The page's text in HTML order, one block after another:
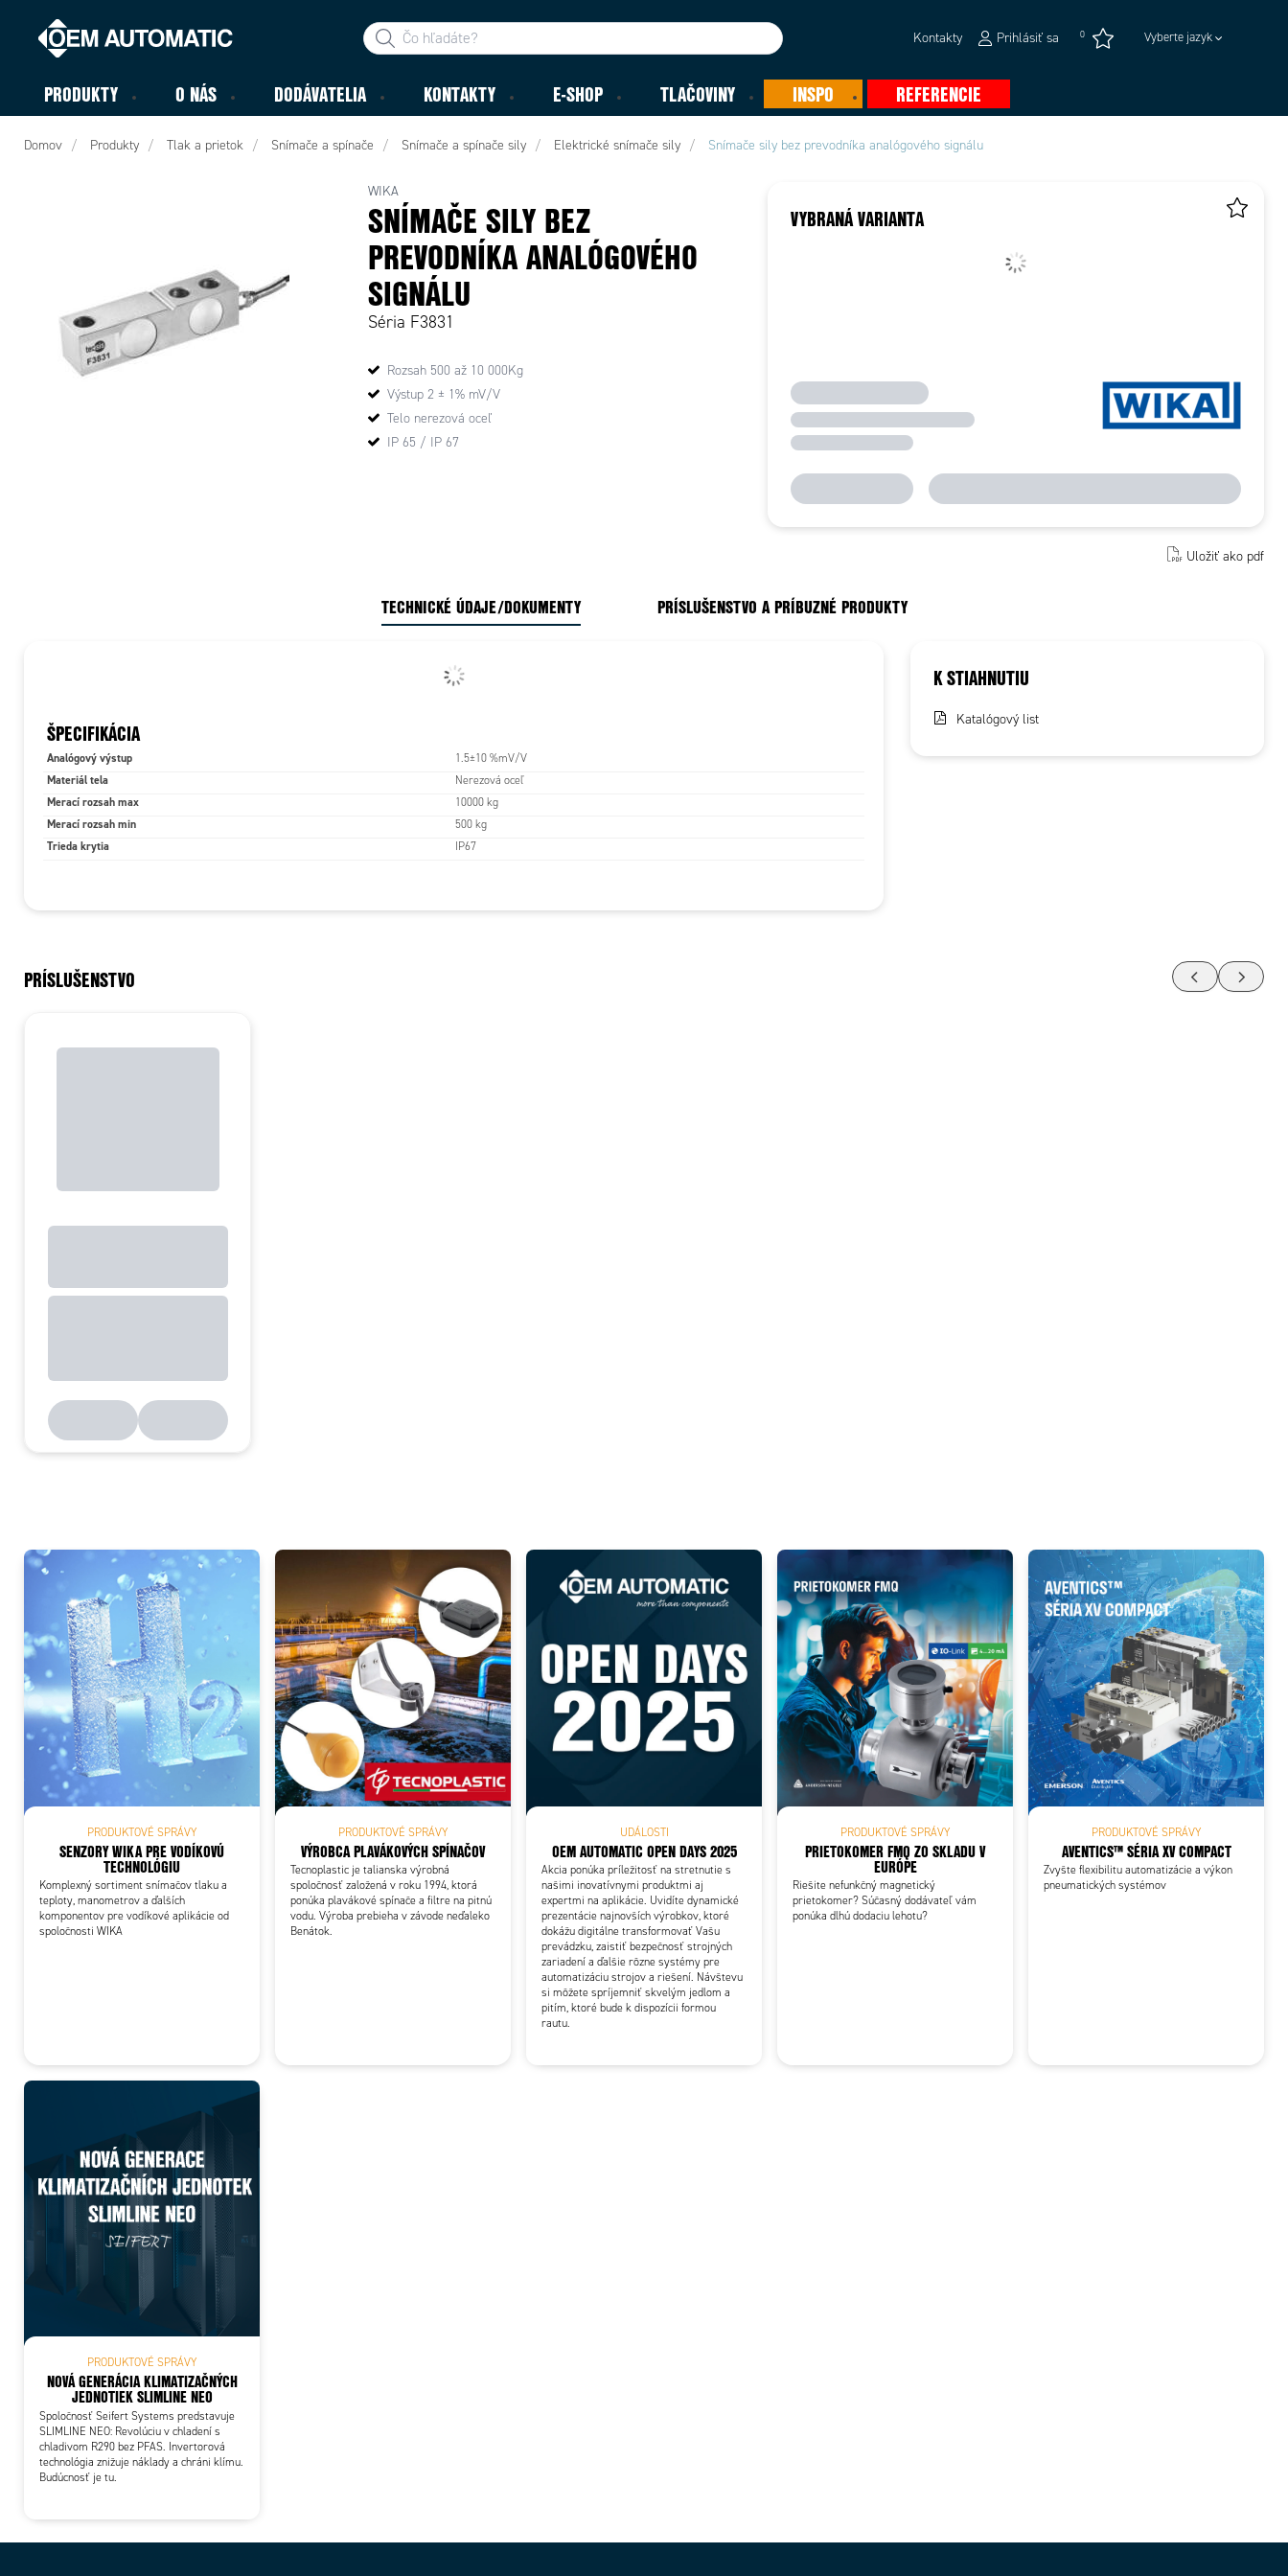
Kontakty Prihlásiť sa 0 Vyberte jazyk
PRODUKTY O NÁS DODÁVATELIA KONTAKTY E-SHOP TLAČOVINY INSPO REFERENCIE
Domov Produkty Tlak a prietok Snímače a spínače Snímače a spínače sily Elektrické snímače sily Snímače sily bez prevodníka analógového signálu
WIKA
SNÍMAČE SILY BEZ
PREVODNÍKA ANALÓGOVÉHO
SIGNÁLU
Séria F3831
Rozsah 500 až 10 000Kg
Výstup 2 ± 1% mV/V
Telo nerezová oceľ
IP 65 / IP 67
VYBRANÁ VARIANTA
Uložiť ako pdf
TECHNICKÉ ÚDAJE/DOKUMENTY PRÍSLUŠENSTVO A PRÍBUZNÉ PRODUKTY
ŠPECIFIKÁCIA
Analógový výstup 1.5±10 %mV/V
Materiál tela Nerezová oceľ
Merací rozsah max 10000 kg
Merací rozsah min 500 kg
Trieda krytia IP67
K STIAHNUTIU
Katalógový list
PRÍSLUŠENSTVO
Add to existing cart row
PRODUKTOVÉ SPRÁVY
SENZORY WIKA PRE VODÍKOVÚ
TECHNOLÓGIU
Komplexný sortiment snímačov tlaku a
teploty, manometrov a ďalších
komponentov pre vodíkové aplikácie od
spoločnosti WIKA
PRODUKTOVÉ SPRÁVY
VÝROBCA PLAVÁKOVÝCH SPÍNAČOV
Tecnoplastic je talianska výrobná
spoločnosť založená v roku 1994, ktorá
ponúka plavákové spínače a filtre na pitnú
vodu. Výroba prebieha v závode neďaleko
Benátok.
UDÁLOSTI
OEM AUTOMATIC OPEN DAYS 2025
Akcia ponúka príležitosť na stretnutie s
našimi inovatívnymi produktmi aj
expertmi na aplikácie. Uvidíte dynamické
prezentácie najnovších výrobkov, ktoré
dokážu digitálne transformovať Vašu
prevádzku, zaistiť bezpečnosť strojných
zariadení a ďalšie rôzne systémy pre
automatizáciu strojov a riešení. Návštevu
si môžete spríjemniť skvelým jedlom a
pitím, ktoré bude k dispozícii formou
rautu.
PRODUKTOVÉ SPRÁVY
PRIETOKOMER FMQ ZO SKLADU V
EURÓPE
Riešite nefunkčný magnetický
prietokomer? Súčasný dodávateľ vám
ponúka dlhú dodaciu lehotu?
PRODUKTOVÉ SPRÁVY
AVENTICS™ SÉRIA XV COMPACT
Zvyšte flexibilitu automatizácie a výkon
pneumatických systémov
PRODUKTOVÉ SPRÁVY
NOVÁ GENERÁCIA KLIMATIZAČNÝCH
JEDNOTIEK SLIMLINE NEO
Spoločnosť Seifert Systems predstavuje
SLIMLINE NEO: Revolúciu v chladení s
chladivom R290 bez PFAS. Invertorová
technológia znižuje náklady a chráni klímu.
Budúcnosť je tu.